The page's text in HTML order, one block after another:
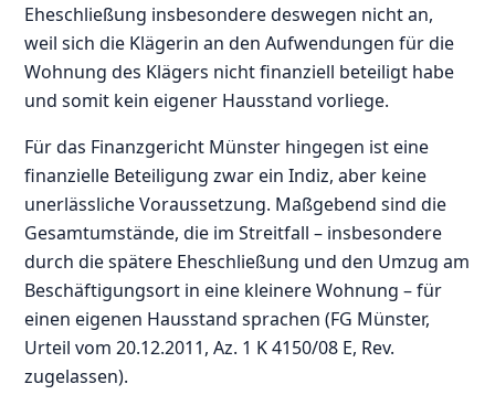
Eheschließung insbesondere deswegen nicht an,
weil sich die Klägerin an den Aufwendungen für die
Wohnung des Klägers nicht finanziell beteiligt habe
und somit kein eigener Hausstand vorliege.
Für das Finanzgericht Münster hingegen ist eine
finanzielle Beteiligung zwar ein Indiz, aber keine
unerlässliche Voraussetzung. Maßgebend sind die
Gesamtumstände, die im Streitfall – insbesondere
durch die spätere Eheschließung und den Umzug am
Beschäftigungsort in eine kleinere Wohnung – für
einen eigenen Hausstand sprachen (FG Münster,
Urteil vom 20.12.2011, Az. 1 K 4150/08 E, Rev.
zugelassen).